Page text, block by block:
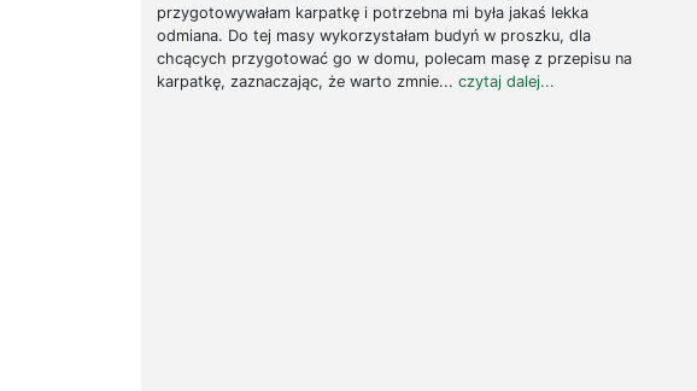
przygotowywałam karpatkę i potrzebna mi była jakaś lekka
odmiana. Do tej masy wykorzystałam budyń w proszku, dla
chcących przygotować go w domu, polecam masę z przepisu na
karpatkę, zaznaczając, że warto zmnie... czytaj dalej...